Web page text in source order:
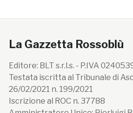
La Gazzetta Rossoblù
Editore: BLT s.r.l.s. - P.IVA
Testata iscritta al Tribunale di
26/02/2021 n. 199/2021
Iscrizione al ROC n. 37788